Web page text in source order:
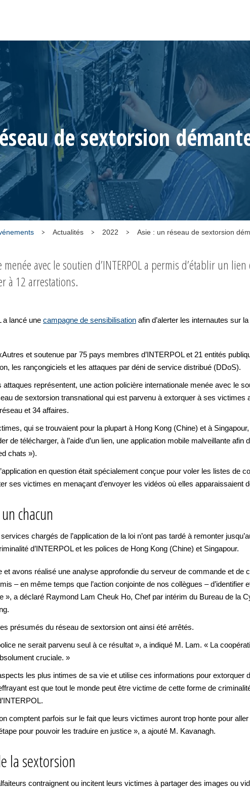
de sextorsion
Actualités 2022 Asie : un réseau de sextorsion
avec le soutien d’INTERPOL a permis d’établir un
à 12 arrestations.
a lancé une campagne de sensibilisation afin d’alerter les internautes sur
et soutenue par 75 pays membres d’INTERPOL et 21 entités
les rançongiciels et les attaques par déni de service distribué (DDoS).
représentent, une action policière internationale menée avec le
de sextorsion transnational qui est parvenu à extorquer à ses victimes
et 34 affaires.
qui se trouvaient pour la plupart à Hong Kong (Chine) et à
de télécharger, à l’aide d’un lien, une application mobile malveillante
chats »).
en question était spécialement conçue pour voler les listes de
ses victimes en menaçant d’envoyer les vidéos où elles apparaissaient
chacun
chargés de l’application de la loi n’ont pas tardé à remonter
d’INTERPOL et les polices de Hong Kong (Chine) et Singapour.
avons réalisé une analyse approfondie du serveur de commande et de
– en même temps que l’action conjointe de nos collègues – d’identifier
», a déclaré Raymond Lam Cheuk Ho, Chef par intérim du Bureau de la
présumés du réseau de sextorsion ont ainsi été arrêtés.
ne serait parvenu seul à ce résultat », a indiqué M. Lam. « La
cruciale. »
les plus intimes de sa vie et utilise ces informations pour extorquer
est que tout le monde peut être victime de cette forme de
comptent parfois sur le fait que leurs victimes auront trop honte pour
pour pouvoir les traduire en justice », a ajouté M. Kavanagh.
la sextorsion
contraignent ou incitent leurs victimes à partager des images ou